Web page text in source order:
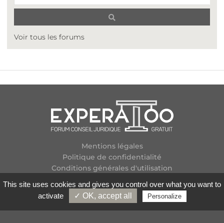
Voir tous les forums
Mentions légales
Politique de confidentialité
Conditions générales d'utilisation
Contactez-nous
Flux RSS
Copyright
2026 Experatoo.com - Tous droits réservés
This site uses cookies and gives you control over what you want to
activate
✓ OK, accept all Personalize